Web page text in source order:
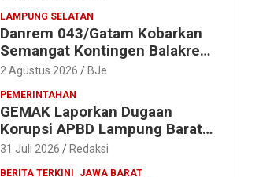
Parosil
LAMPUNG SELATAN
Danrem 043/Gatam Kobarkan
Semangat Kontingen Balakrem
dan Yonif 143/TWEJ di
Ke-1 Kodam XXI/Radin Inten
2 Agustus 2026 BJe
PEMERINTAHAN
GEMAK Laporkan Dugaan
Korupsi APBD Lampung Barat
2025 ke Kejati Lampung, Soroti
31 Juli 2026 Redaksi
BERITA TERKINI
JAWA BARAT